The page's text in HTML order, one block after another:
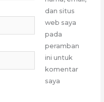
dan situs
web saya
pada
peramban
ini untuk
komentar
saya